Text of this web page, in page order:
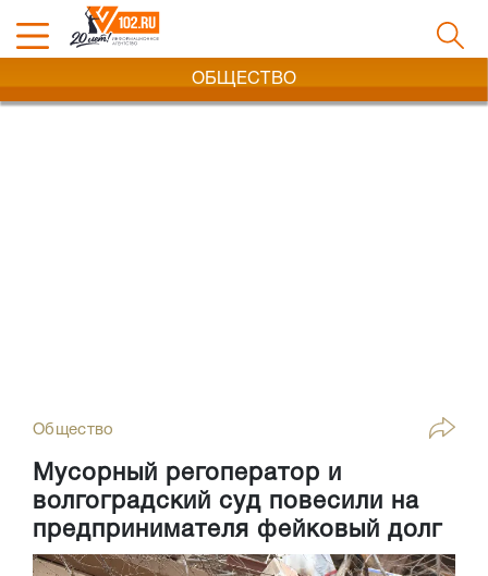
ОБЩЕСТВО
Общество
Мусорный регоператор и
волгоградский суд повесили на
предпринимателя фейковый долг